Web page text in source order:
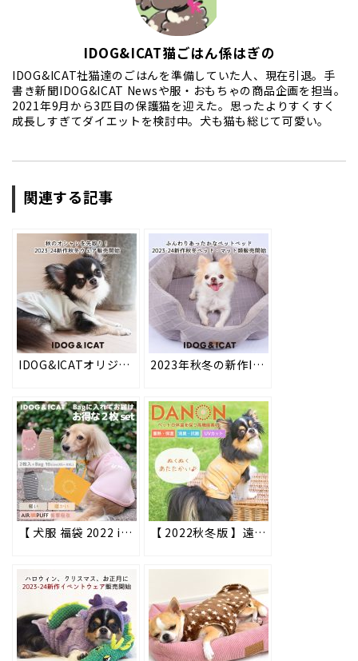
IDOG&ICAT猫ごはん係はぎの
IDOG&ICAT社猫達のごはんを準備していた人、現在引退。手
書き新聞IDOG&ICAT Newsや服・おもちゃの商品企画を担当。
2021年9月から3匹目の保護猫を迎えた。思ったよりすくすく
成長しすぎてダイエットを検討中。犬も猫も総じて可愛い。
関連する記事
IDOG&ICATオリジナルの春夏新作ドッグウェアを2023年7月26日より順次販売開始！愛犬の着心地を優先した高品質の犬用お洋服。長袖や背中開きタイプのお洋服も充実！ 2023年秋冬の新作IDOG&ICATオリジナルペットベッド＆マットを2023年8月4日より順次販売。ペットの体温だけで暖かくなる機能性素材を使用した、ペットに優しいベッドで愛犬・愛猫に心地よい眠りを
【 犬服 福袋 2022 idog 】iDogの国産ドッグウェアを気軽にお試し！福袋 スタンダードパック 2枚入り 好評販売中!! #72 【 2022秋冬版 】遠赤外線効果でペットの体温を保つ高機能素材ペット用ウェア「DANON(ダンオン)」